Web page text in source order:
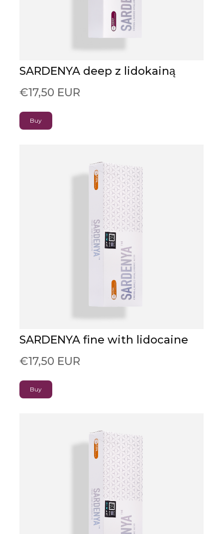
SARDENYA deep z lidokainą
€17,50 EUR
Buy
SARDENYA fine with lidocaine
€17,50 EUR
Buy